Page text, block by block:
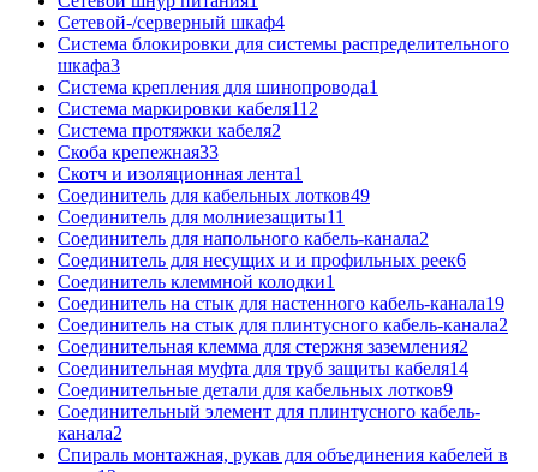
Сетевой-/серверный шкаф4
Система блокировки для системы распределительного
шкафа3
Система крепления для шинопровода1
Система маркировки кабеля112
Система протяжки кабеля2
Скоба крепежная33
Скотч и изоляционная лента1
Соединитель для кабельных лотков49
Соединитель для молниезащиты11
Соединитель для напольного кабель-канала2
Соединитель для несущих и и профильных реек6
Соединитель клеммной колодки1
Соединитель на стык для настенного кабель-канала19
Соединитель на стык для плинтусного кабель-канала2
Соединительная клемма для стержня заземления2
Соединительная муфта для труб защиты кабеля14
Соединительные детали для кабельных лотков9
Соединительный элемент для плинтусного кабель-
канала2
Спираль монтажная, рукав для объединения кабелей в